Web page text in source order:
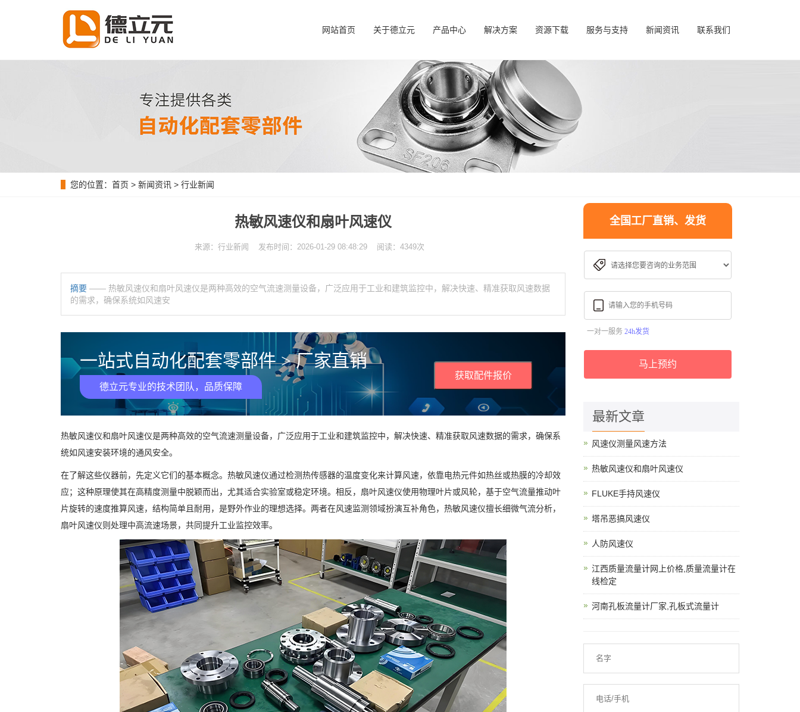
网站首页 关于德立元 产品中心 解决方案 资源下载 服务与支持 新闻资讯 联系我们
您的位置： 首页 > 新闻资讯 > 行业新闻
热敏风速仪和扇叶风速仪
来源：行业新闻 发布时间：2026-01-29 08:48:29 阅读：4349次
摘要 —— 热敏风速仪和扇叶风速仪是两种高效的空气流速测量设备，广泛应用于工业和建筑监控中，解决快速、精准获取风速数据
的需求，确保系统如风速安
一站式自动化配套零部件 > 厂家直销
德立元专业的技术团队，品质保障
获取配件报价
热敏风速仪和扇叶风速仪是两种高效的空气流速测量设备，广泛应用于工业和建筑监控中，解决快速、精准获取风速数据的需求，确保系
统如风速安装环境的通风安全。
在了解这些仪器前，先定义它们的基本概念。热敏风速仪通过检测热传感器的温度变化来计算风速，依靠电热元件如热丝或热膜的冷却效
应；这种原理使其在高精度测量中脱颖而出，尤其适合实验室或稳定环境。相反，扇叶风速仪使用物理叶片或风轮，基于空气流量推动叶
片旋转的速度推算风速，结构简单且耐用，是野外作业的理想选择。两者在风速监测领域扮演互补角色，热敏风速仪擅长细微气流分析，
扇叶风速仪则处理中高流速场景，共同提升工业监控效率。
全国工厂直销、发货
一对一服务 24h发货
马上预约
最新文章
风速仪测量风速方法
热敏风速仪和扇叶风速仪
FLUKE手持风速仪
塔吊恶搞风速仪
人防风速仪
江西质量流量计网上价格,质量流量计在
线检定
河南孔板流量计厂家,孔板式流量计